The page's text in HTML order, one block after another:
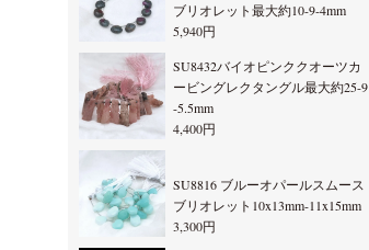
ブリオレット最大約10-9-4mm
5,940円
SU8432バイオピンククオーツカ
ービングレクタングル最大約25-9
-5.5mm
4,400円
SU8816 ブルーオパールスムース
ブリオレット10x13mm-11x15mm
3,300円